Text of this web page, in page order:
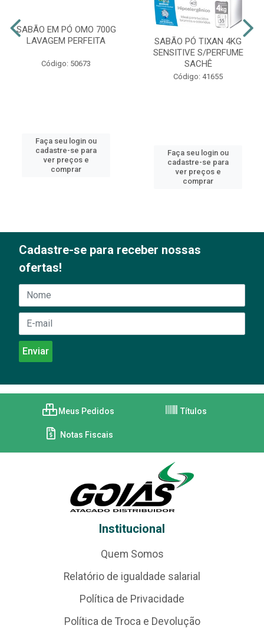
SABÃO EM PÓ OMO 700G
LAVAGEM PERFEITA
Código: 50673
Faça seu login ou
cadastre-se para
ver preços e
comprar
SABÃO PÓ TIXAN 4KG
SENSITIVE S/PERFUME
SACHÊ
Código: 41655
Faça seu login ou
cadastre-se para
ver preços e
comprar
Cadastre-se para receber nossas
ofertas!
Meus Pedidos Títulos
Notas Fiscais
Institucional
Quem Somos
Relatório de igualdade salarial
Política de Privacidade
Política de Troca e Devolução